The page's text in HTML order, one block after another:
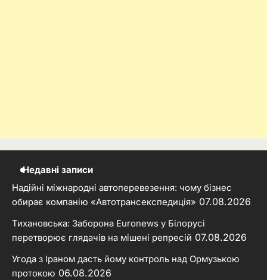
Недавні записи
Надійні міжнародні автоперевезення: чому бізнес
обирає компанію «Автотрансекспедиція» 07.08.2026
Тихановська: Заборона Euronews у Білорусі
перетворює глядачів на мішені репресій 07.08.2026
Угода з Іраном дасть йому контроль над Ормузькою
протокою 06.08.2026